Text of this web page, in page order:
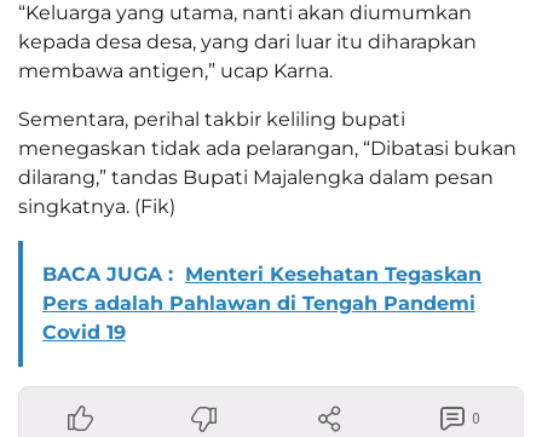
“Keluarga yang utama, nanti akan diumumkan
kepada desa desa, yang dari luar itu diharapkan
membawa antigen,” ucap Karna.
Sementara, perihal takbir keliling bupati
menegaskan tidak ada pelarangan, “Dibatasi bukan
dilarang,” tandas Bupati Majalengka dalam pesan
singkatnya. (Fik)
BACA JUGA : Menteri Kesehatan Tegaskan
Pers adalah Pahlawan di Tengah Pandemi
Covid 19
0